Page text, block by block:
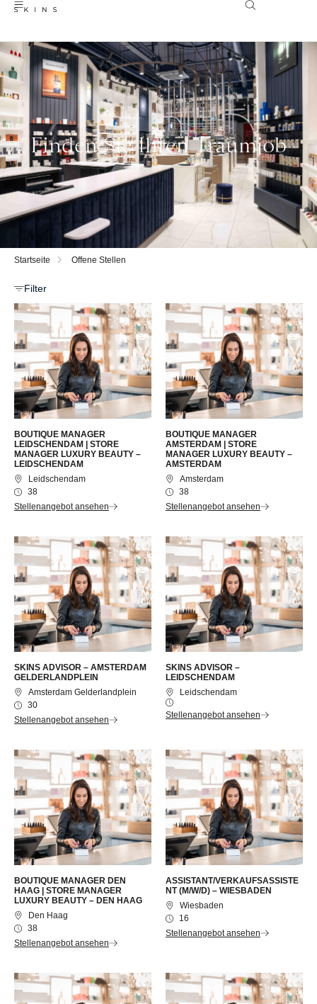
Finden Sie Ihren Traumjob
Startseite Offene Stellen
Filter
BOUTIQUE MANAGER
LEIDSCHENDAM | STORE
MANAGER LUXURY BEAUTY –
LEIDSCHENDAM
Leidschendam
38
Stellenangebot ansehen
BOUTIQUE MANAGER
AMSTERDAM | STORE
MANAGER LUXURY BEAUTY –
AMSTERDAM
Amsterdam
38
Stellenangebot ansehen
SKINS ADVISOR – AMSTERDAM
GELDERLANDPLEIN
Amsterdam Gelderlandplein
30
Stellenangebot ansehen
SKINS ADVISOR –
LEIDSCHENDAM
Leidschendam
Stellenangebot ansehen
BOUTIQUE MANAGER DEN
HAAG | STORE MANAGER
LUXURY BEAUTY – DEN HAAG
Den Haag
38
Stellenangebot ansehen
ASSISTANT/VERKAUFSASSISTE
NT (M/W/D) – WIESBADEN
Wiesbaden
16
Stellenangebot ansehen